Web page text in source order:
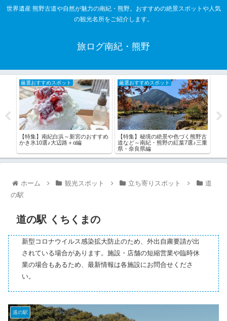
世界遺産 熊野古道や自然が魅力の南紀・熊野。おすすめの絶景スポットや人気
の観光名所をご紹介します。
旅ログ南紀・熊野
厳選おすすめスポット
【特集】南紀白浜～新宮のおすすめ
かき氷10選♪大辺路＋α編
厳選おすすめスポット
【特集】秘境の絶景や色づく熊野古
道など～南紀・熊野の紅葉7選♪三重
県・奈良県編
ホーム 観光スポット 立ち寄りスポット
道
の駅
道の駅 くちくまの
新型コロナウイルス感染拡大防止のため、外出自粛要請が出
されている場合があります。施設・店舗の短縮営業や臨時休
業の場合もあるため、最新情報は各施設にお問合せくださ
い。
道の駅